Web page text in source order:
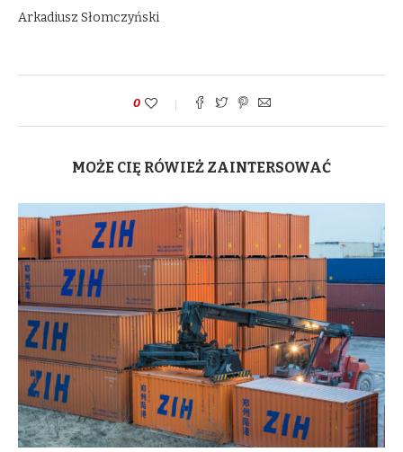
Arkadiusz Słomczyński
0
MOŻE CIĘ RÓWIEŻ ZAINTERSOWAĆ